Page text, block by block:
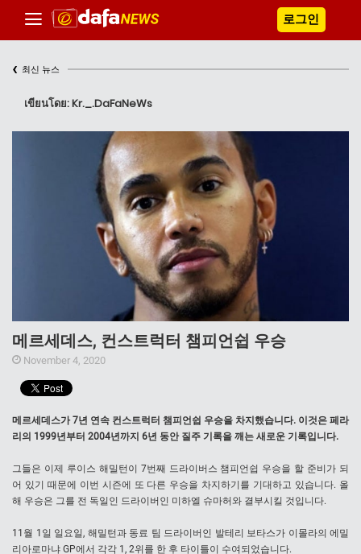
로그인
‹ 최신 뉴스
เขียนโดย: Kr._.DaFaNeWs
메르세데스, 컨스트럭터 챔피언쉽 우승
November 4, 2020
메르세데스가 7년 연속 컨스트럭터 챔피언쉽 우승을 차지했습니다. 이것은 페라
리의 1999년부터 2004년까지 6년 동안 질주 기록을 깨는 새로운 기록입니다.
그들은 이제 루이스 해밀턴이 7번째 드라이버스 챔피언쉽 우승을 할 준비가 되
어 있기 때문에 이번 시즌에 또 다른 우승을 차지하기를 기대하고 있습니다. 올
해 우승은 그를 전 독일인 드라이버인 미하엘 슈마허와 결부시킬 것입니다.
11월 1일 일요일, 해밀턴과 동료 팀 드라이버인 발테리 보타스가 이몰라의 에밀
리아로마냐 GP에서 각각 1, 2위를 한 후 타이틀이 수여되었습니다.